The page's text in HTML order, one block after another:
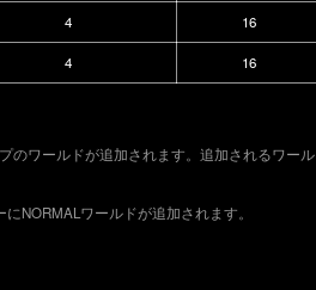
4 16
4 16
のワールドが追加されます。追加されるワール
NORMALワールドが追加されます。